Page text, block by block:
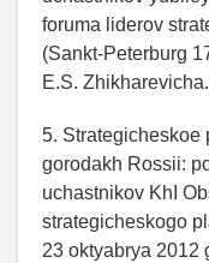
foruma liderov
(Sankt-Peterburg
E.S.
5. Strategicheskoe
gorodakh Rossii:
uchastnikov KhI
strategicheskogo
23 oktyabrya 2012